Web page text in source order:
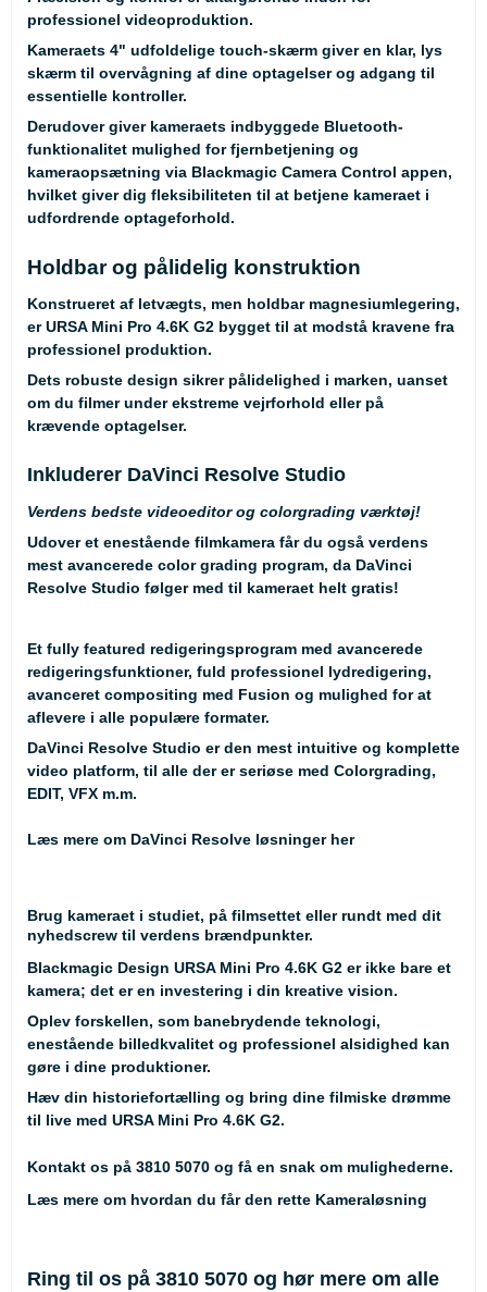
professionel videoproduktion.
Kameraets 4" udfoldelige touch-skærm giver en klar, lys
skærm til overvågning af dine optagelser og adgang til
essentielle kontroller.
Derudover giver kameraets indbyggede Bluetooth-
funktionalitet mulighed for fjernbetjening og
kameraopsætning via Blackmagic Camera Control appen,
hvilket giver dig fleksibiliteten til at betjene kameraet i
udfordrende optageforhold.
Holdbar og pålidelig konstruktion
Konstrueret af letvægts, men holdbar magnesiumlegering,
er URSA Mini Pro 4.6K G2 bygget til at modstå kravene fra
professionel produktion.
Dets robuste design sikrer pålidelighed i marken, uanset
om du filmer under ekstreme vejrforhold eller på
krævende optagelser.
Inkluderer DaVinci Resolve Studio
Verdens bedste videoeditor og colorgrading værktøj!
Udover et enestående filmkamera får du også verdens
mest avancerede color grading program, da DaVinci
Resolve Studio følger med til kameraet helt gratis!
Et fully featured redigeringsprogram med avancerede
redigeringsfunktioner, fuld professionel lydredigering,
avanceret compositing med Fusion og mulighed for at
aflevere i alle populære formater.
DaVinci Resolve Studio er den mest intuitive og komplette
video platform, til alle der er seriøse med Colorgrading,
EDIT, VFX m.m.
Læs mere om DaVinci Resolve løsninger her
Brug kameraet i studiet, på filmsettet eller rundt med dit
nyhedscrew til verdens brændpunkter.
Blackmagic Design URSA Mini Pro 4.6K G2 er ikke bare et
kamera; det er en investering i din kreative vision.
Oplev forskellen, som banebrydende teknologi,
enestående billedkvalitet og professionel alsidighed kan
gøre i dine produktioner.
Hæv din historiefortælling og bring dine filmiske drømme
til live med URSA Mini Pro 4.6K G2.
Kontakt os på 3810 5070 og få en snak om mulighederne.
Læs mere om hvordan du får den rette Kameraløsning
Ring til os på 3810 5070 og hør mere om alle